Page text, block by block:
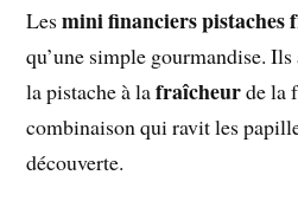
Lesmini financiers pistaches
qu’une simple gourmandise.
la pistache à lafraîcheurde la
combinaison qui ravit les
découverte.